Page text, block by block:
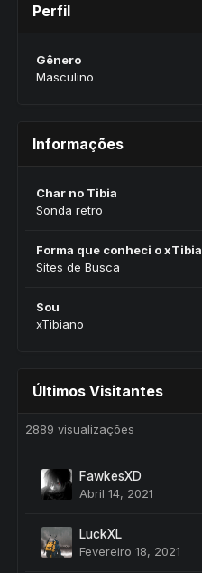
Perfil
Gênero
Masculino
Informações
Char no Tibia
Sonda retro
Forma que conheci o xTibia
Sites de Busca
Sou
xTibiano
Últimos Visitantes
2889 visualizações
FawkesXD
Abril 14, 2021
LuckXL
Fevereiro 18, 2021